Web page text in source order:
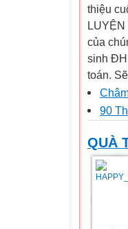
thiệu
LUYỆN
của
sinh
toán.
90
QUÀ